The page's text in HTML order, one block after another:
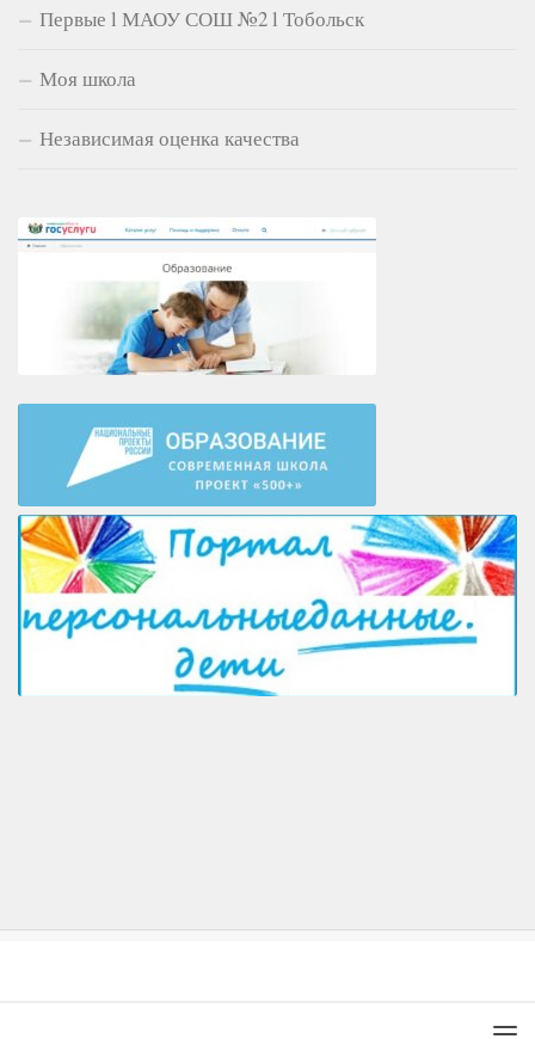
Первые l МАОУ СОШ №2 l Тобольск
Моя школа
Независимая оценка качества